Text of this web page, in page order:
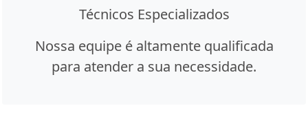
Técnicos Especializados
Nossa equipe é altamente qualificada
para atender a sua necessidade.